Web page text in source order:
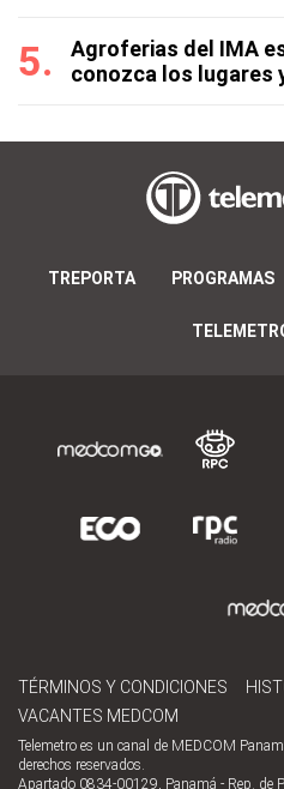
Agroferias del IMA
conozca los lugares
TREPORTA PROGRAMAS
TÉRMINOS Y CONDICIONES
VACANTES MEDCOM
Telemetro es un canal de MEDCOM
derechos reservados.
Apartado 0834-00129, Panamá - Rep. de